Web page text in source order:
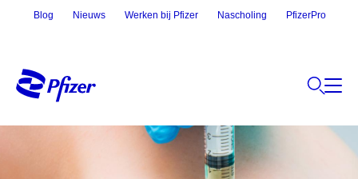
Blog Nieuws Werken bij Pfizer Nascholing PfizerPro